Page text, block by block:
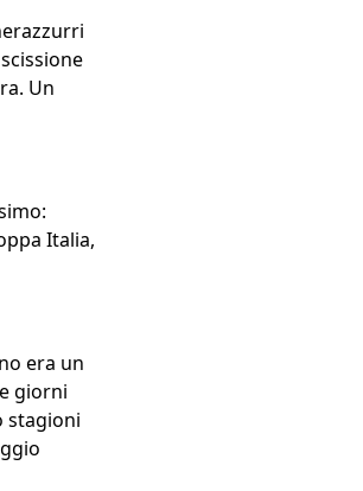
Un
Italia,
era un
giorni
stagioni